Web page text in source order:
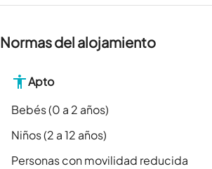
Normas del alojamiento
Apto
Bebés (0 a 2 años)
Niños (2 a 12 años)
Personas con movilidad reducida